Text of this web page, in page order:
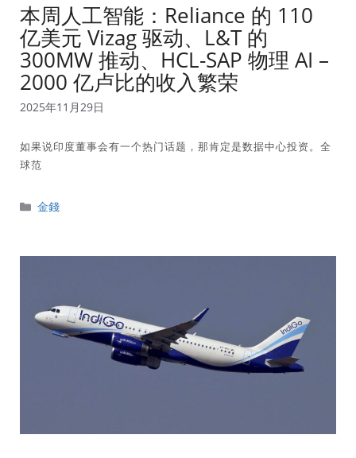
本周人工智能：Reliance 的 110
亿美元 Vizag 驱动、L&T 的
300MW 推动、HCL-SAP 物理 AI –
2000 亿卢比的收入繁荣
2025年11月29日
如果说印度董事会有一个热门话题，那肯定是数据中心投资。全
球范
分
金錢